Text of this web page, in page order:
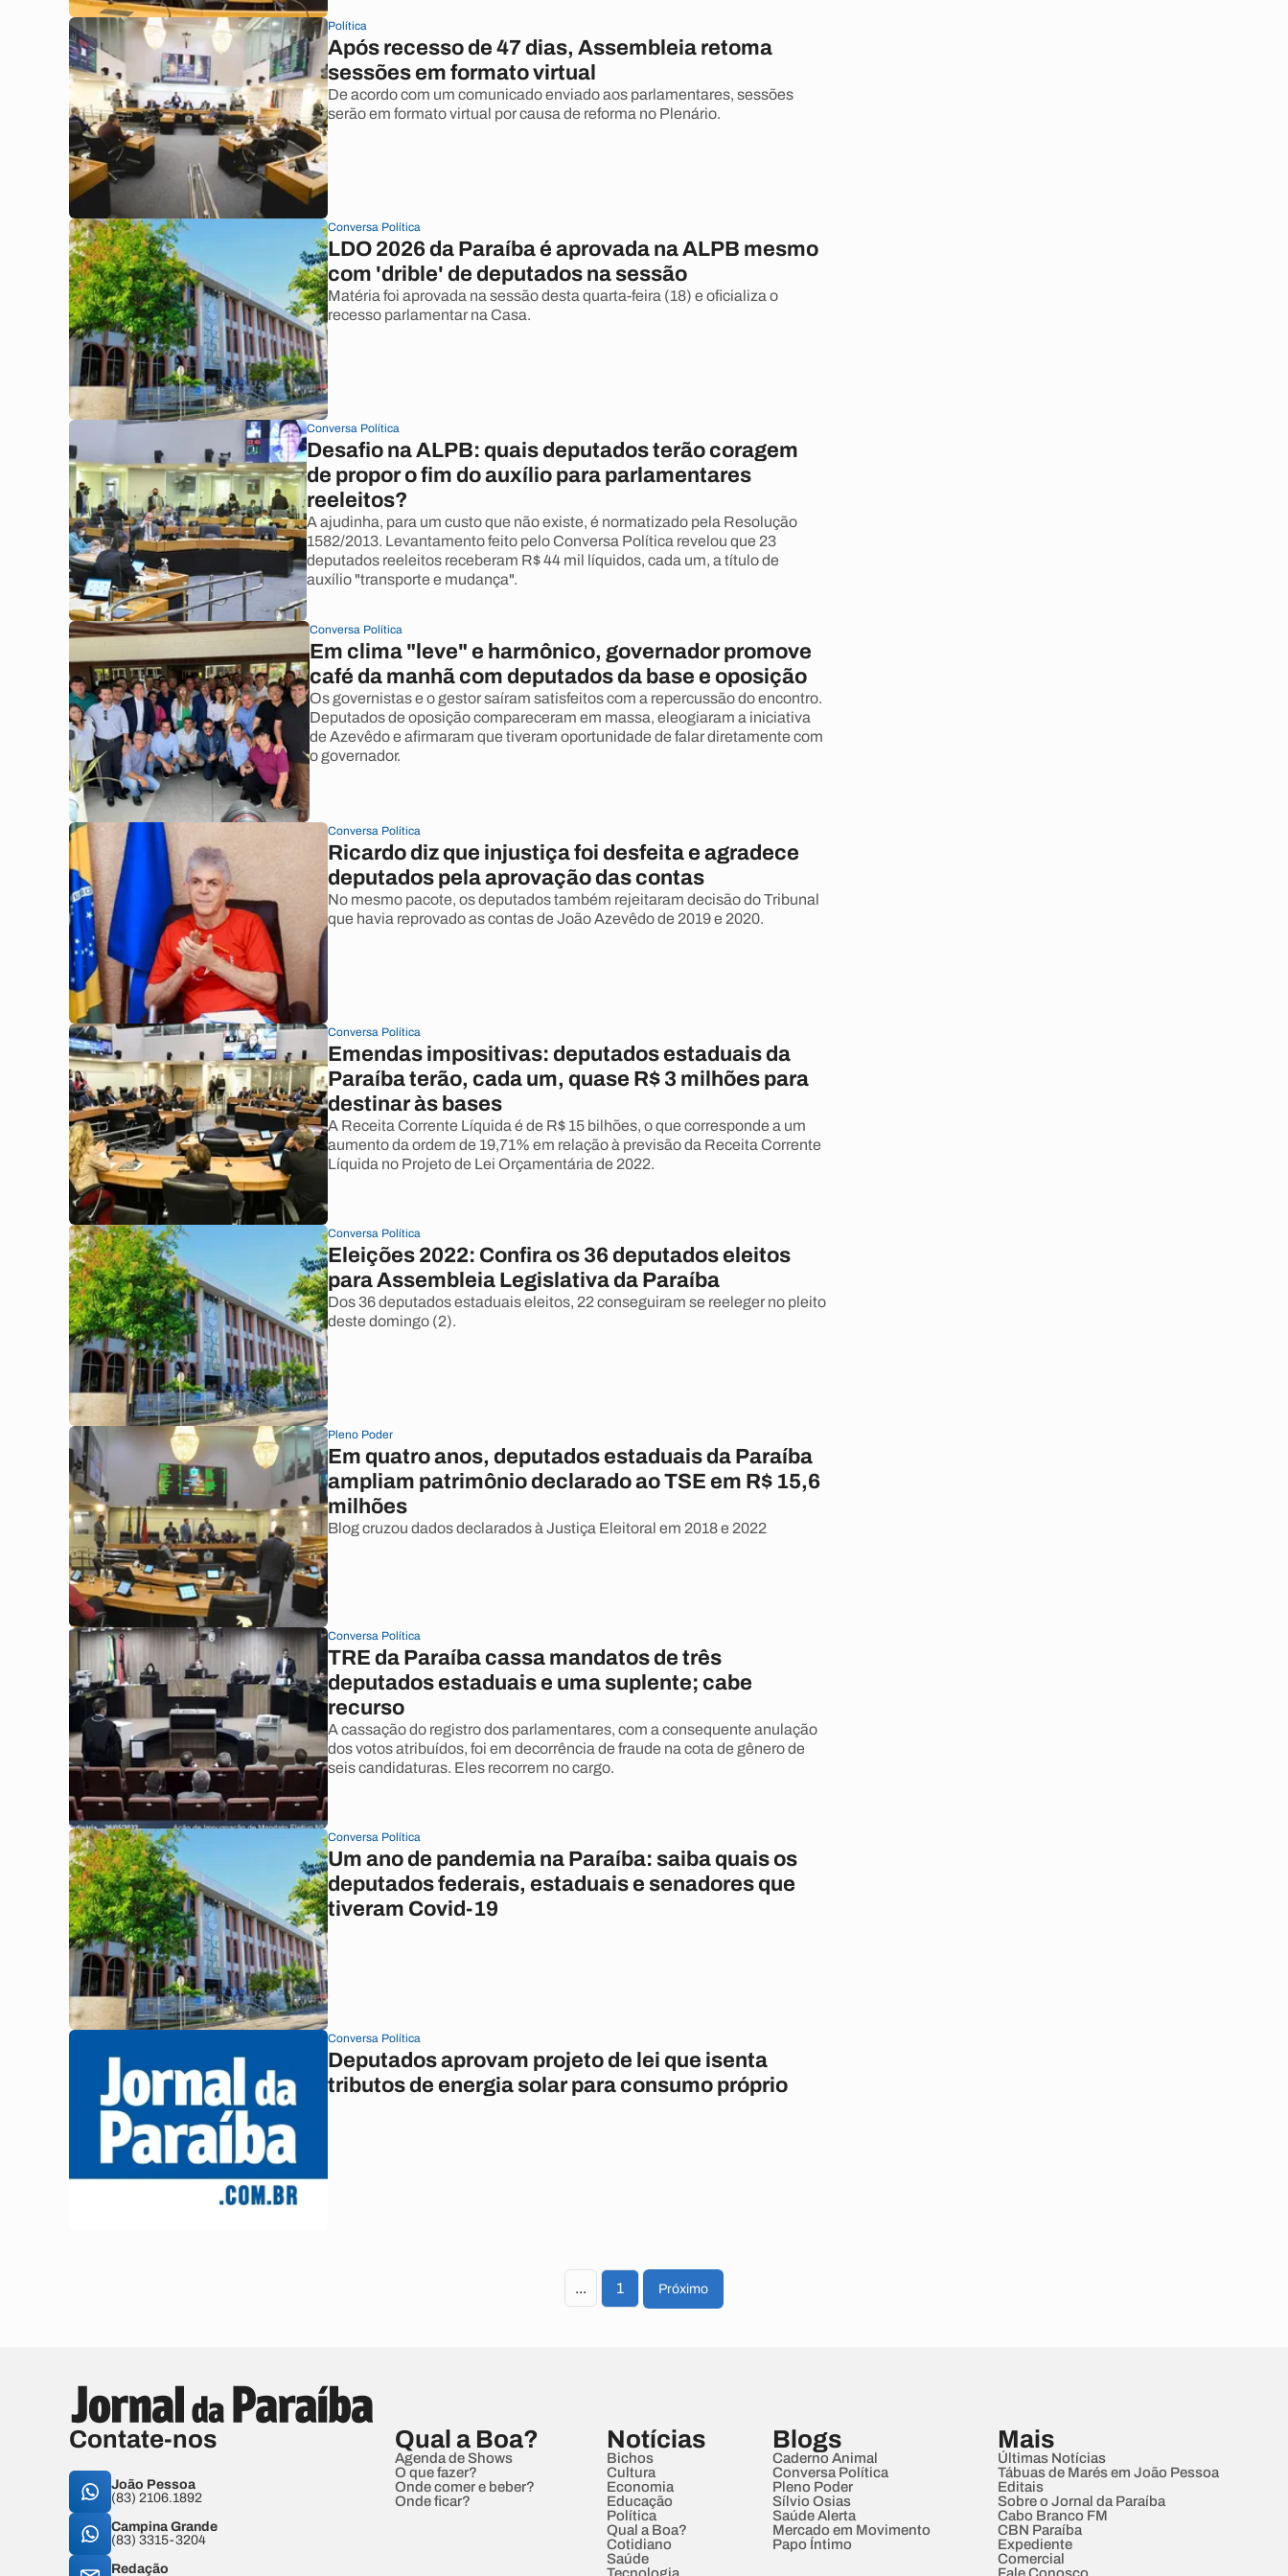
Política
Após recesso de 47 dias, Assembleia retoma
sessões em formato virtual
De acordo com um comunicado enviado aos parlamentares, sessões
serão em formato virtual por causa de reforma no Plenário.
Conversa Política
LDO 2026 da Paraíba é aprovada na ALPB mesmo
com 'drible' de deputados na sessão
Matéria foi aprovada na sessão desta quarta-feira (18) e oficializa o
recesso parlamentar na Casa.
Conversa Política
Desafio na ALPB: quais deputados terão coragem
de propor o fim do auxílio para parlamentares
reeleitos?
A ajudinha, para um custo que não existe, é normatizado pela Resolução
1582/2013. Levantamento feito pelo Conversa Política revelou que 23
deputados reeleitos receberam R$ 44 mil líquidos, cada um, a título de
auxílio "transporte e mudança".
Conversa Política
Em clima "leve" e harmônico, governador promove
café da manhã com deputados da base e oposição
Os governistas e o gestor saíram satisfeitos com a repercussão do encontro.
Deputados de oposição compareceram em massa, eleogiaram a iniciativa
de Azevêdo e afirmaram que tiveram oportunidade de falar diretamente com
o governador.
Conversa Política
Ricardo diz que injustiça foi desfeita e agradece
deputados pela aprovação das contas
No mesmo pacote, os deputados também rejeitaram decisão do Tribunal
que havia reprovado as contas de João Azevêdo de 2019 e 2020.
Conversa Política
Emendas impositivas: deputados estaduais da
Paraíba terão, cada um, quase R$ 3 milhões para
destinar às bases
A Receita Corrente Líquida é de R$ 15 bilhões, o que corresponde a um
aumento da ordem de 19,71% em relação à previsão da Receita Corrente
Líquida no Projeto de Lei Orçamentária de 2022.
Conversa Política
Eleições 2022: Confira os 36 deputados eleitos
para Assembleia Legislativa da Paraíba
Dos 36 deputados estaduais eleitos, 22 conseguiram se reeleger no pleito
deste domingo (2).
Pleno Poder
Em quatro anos, deputados estaduais da Paraíba
ampliam patrimônio declarado ao TSE em R$ 15,6
milhões
Blog cruzou dados declarados à Justiça Eleitoral em 2018 e 2022
Conversa Política
TRE da Paraíba cassa mandatos de três
deputados estaduais e uma suplente; cabe
recurso
A cassação do registro dos parlamentares, com a consequente anulação
dos votos atribuídos, foi em decorrência de fraude na cota de gênero de
seis candidaturas. Eles recorrem no cargo.
Conversa Política
Um ano de pandemia na Paraíba: saiba quais os
deputados federais, estaduais e senadores que
tiveram Covid-19
Conversa Política
Deputados aprovam projeto de lei que isenta
tributos de energia solar para consumo próprio
... 1 Próximo
Contate-nos
João Pessoa
(83) 2106.1892
Campina Grande
(83) 3315-3204
Redação
Qual a Boa?
Agenda de Shows
O que fazer?
Onde comer e beber?
Onde ficar?
Notícias
Bichos
Cultura
Economia
Educação
Política
Qual a Boa?
Cotidiano
Saúde
Blogs
Caderno Animal
Conversa Política
Pleno Poder
Sílvio Osias
Saúde Alerta
Mercado em Movimento
Papo Íntimo
Mais
Últimas Notícias
Tábuas de Marés em João Pessoa
Editais
Sobre o Jornal da Paraíba
Cabo Branco FM
CBN Paraíba
Expediente
Comercial